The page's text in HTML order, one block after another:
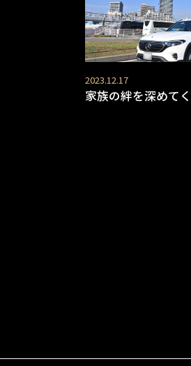
2023.12.17
家族の絆を深めて